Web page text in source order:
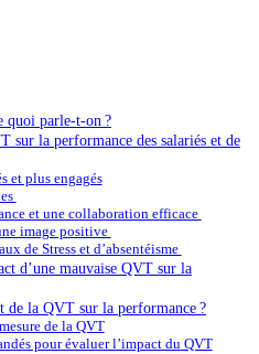
quoi parle-t-on ?
sur la performance des salariés et de
et plus engagés
et une collaboration efficace
image positive
de Stress et d’absentéisme
d’une mauvaise QVT sur la
de la QVT sur la performance ?
de la QVT
pour évaluer l’impact du QVT